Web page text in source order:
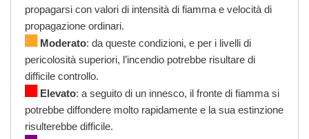
propagarsi con valori di intensità di fiamma e velocità di
propagazione ordinari.
Moderato: da queste condizioni, e per i livelli di
pericolosità superiori, l’incendio potrebbe risultare di
difficile controllo.
Elevato: a seguito di un innesco, il fronte di fiamma si
potrebbe diffondere molto rapidamente e la sua estinzione
risulterebbe difficile.